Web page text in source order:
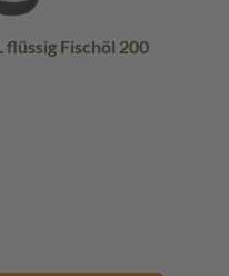
flüssig Fischöl 200